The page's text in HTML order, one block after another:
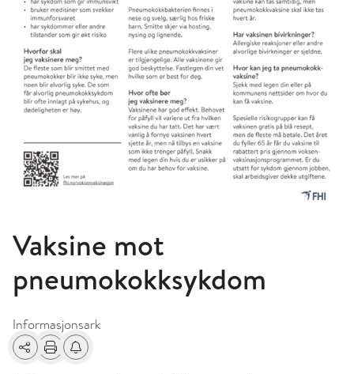
Vaksine mot
pneumokokksykdom
Informasjonsark
Del Skriv utFå varsel om endringer